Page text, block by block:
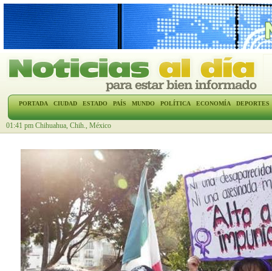
PORTADA CIUDAD ESTADO PAÍS MUNDO POLÍTICA ECONOMÍA DEPORTES
01:41 pm Chihuahua, Chih., México